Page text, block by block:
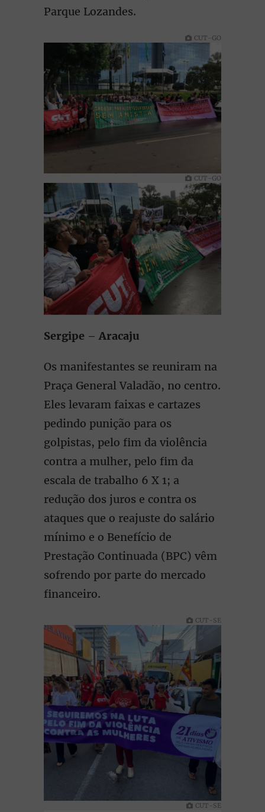
Parque Lozandes.
CUT-GO
CUT-GO
Sergipe –Aracaju
Os manifestantes se reuniram na
Praça General Valadão, no centro.
Eles levaram faixas e cartazes
pedindo punição para os
golpistas, pelo fim da violência
contra a mulher, pelo fim da
escala de trabalho 6 X 1; a
redução dos juros e contra os
ataques que o reajuste do salário
mínimo e o Benefício de
Prestação Continuada (BPC) vêm
sofrendo por parte do mercado
financeiro.
CUT-SE
CUT-SE